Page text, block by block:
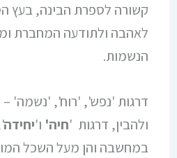
קשורה לספרת הבינה, בעץ
לאהבה ולתודעה המחברת
הנשמות.
דרגות 'נפש', 'רוח', 'נשמה' –
ולהבין, דרגות 'חיה' ו'יחידה
במחשבה והן מעל השכל